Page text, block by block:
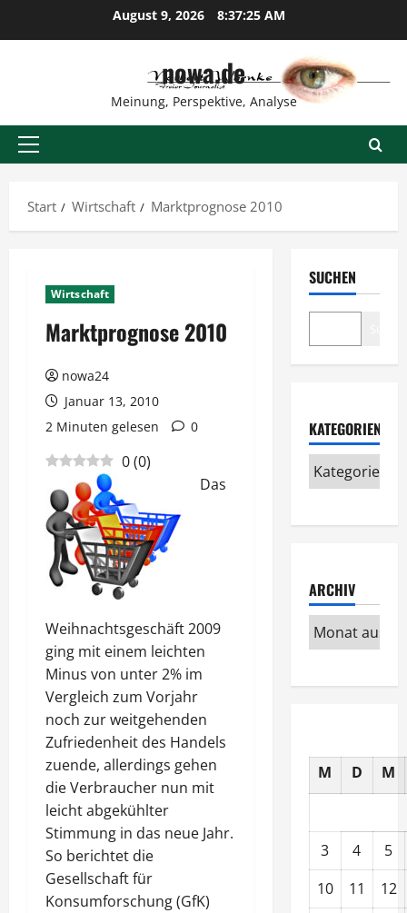
August 9, 2026 8:37:26 AM
nowa.de
Meinung, Perspektive, Analyse
Primäres
Start
Wirtschaft Marktprognose 2010
Wirtschaft
Marktprognose 2010
nowa24
Januar 13, 2010
2 Minuten gelesen
0
0(0)
Das
Weihnachtsgeschäft 2009
ging mit einem leichten
Minus von unter 2% im
Vergleich zum Vorjahr
noch zur weitgehenden
Zufriedenheit des Handels
zuende, allerdings gehen
die Verbraucher nun mit
leicht abgekühlter
Stimmung in das neue Jahr.
So berichtet die
Gesellschaft für
Konsumforschung (GfK)
SUCHEN
KATEGORIEN
ARCHIV
M D M
3 4
5
10
11
12